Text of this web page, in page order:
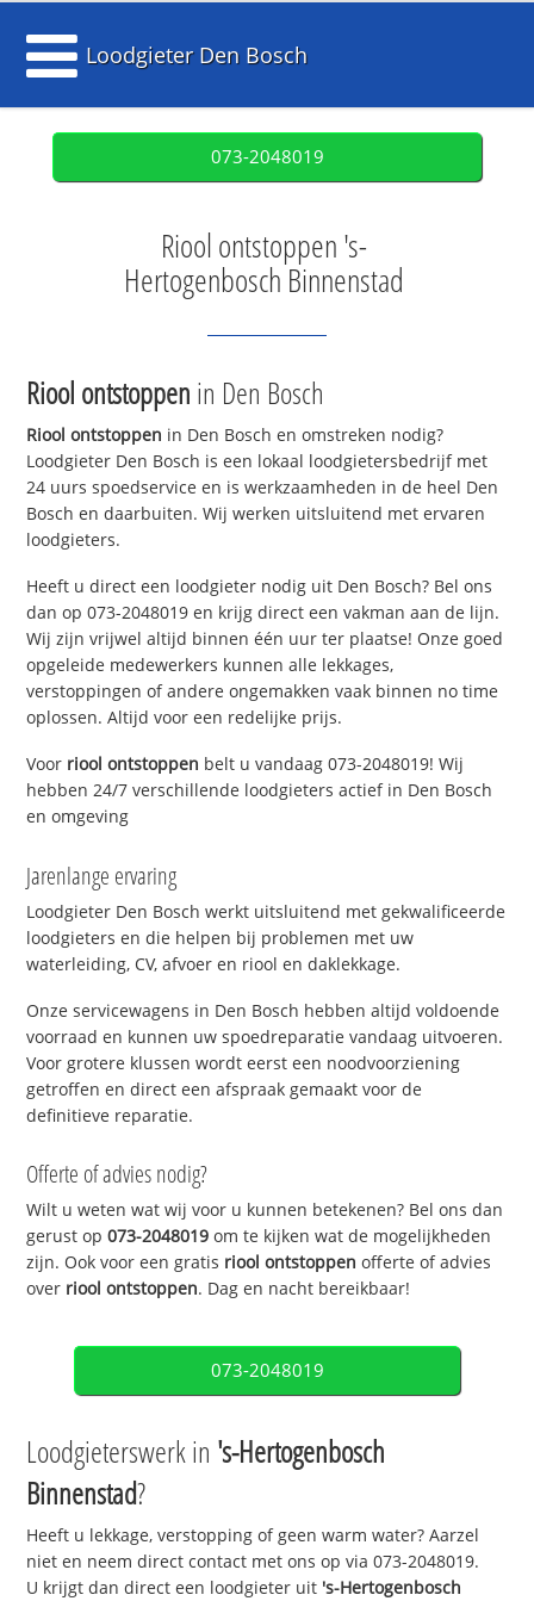
Loodgieter Den Bosch
073-2048019
Riool ontstoppen 's-
Hertogenbosch Binnenstad
Riool ontstoppen in Den Bosch
Riool ontstoppen in Den Bosch en omstreken nodig?
Loodgieter Den Bosch is een lokaal loodgietersbedrijf met
24 uurs spoedservice en is werkzaamheden in de heel Den
Bosch en daarbuiten. Wij werken uitsluitend met ervaren
loodgieters.
Heeft u direct een loodgieter nodig uit Den Bosch? Bel ons
dan op 073-2048019 en krijg direct een vakman aan de lijn.
Wij zijn vrijwel altijd binnen één uur ter plaatse! Onze goed
opgeleide medewerkers kunnen alle lekkages,
verstoppingen of andere ongemakken vaak binnen no time
oplossen. Altijd voor een redelijke prijs.
Voor riool ontstoppen belt u vandaag 073-2048019! Wij
hebben 24/7 verschillende loodgieters actief in Den Bosch
en omgeving
Jarenlange ervaring
Loodgieter Den Bosch werkt uitsluitend met gekwalificeerde
loodgieters en die helpen bij problemen met uw
waterleiding, CV, afvoer en riool en daklekkage.
Onze servicewagens in Den Bosch hebben altijd voldoende
voorraad en kunnen uw spoedreparatie vandaag uitvoeren.
Voor grotere klussen wordt eerst een noodvoorziening
getroffen en direct een afspraak gemaakt voor de
definitieve reparatie.
Offerte of advies nodig?
Wilt u weten wat wij voor u kunnen betekenen? Bel ons dan
gerust op073-2048019 om te kijken wat de mogelijkheden
zijn. Ook voor een gratis riool ontstoppen offerte of advies
over riool ontstoppen. Dag en nacht bereikbaar!
073-2048019
Loodgieterswerk in 's-Hertogenbosch
Binnenstad?
Heeft u lekkage, verstopping of geen warm water? Aarzel
niet en neem direct contact met ons op via 073-2048019.
U krijgt dan direct een loodgieter uit 's-Hertogenbosch